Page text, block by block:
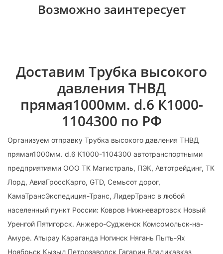
Возможно заинтересует
Доставим Трубка высокого
давления ТНВД
прямая1000мм. d.6 К1000-
1104300 по РФ
Организуем отправку Трубка высокого давления ТНВД
прямая1000мм. d.6 К1000-1104300 автотранспортными
предприятиями ООО ТК Магистраль, ПЭК, Автотрейдинг, ТК
Лорд, АвиаГроссКарго, GTD, Семьсот дорог,
КамаТрансЭкспедиция-Транс, ЛидерТранс в любой
населенный пункт России: Ковров Нижневартовск Новый
Уренгой Пятигорск. Анжеро-Судженск Комсомольск-на-
Амуре. Атырау Караганда Ногинск Нягань Пыть-Ях
Ноябрьск Кызыл Петрозаводск Гагарин Владикавказ